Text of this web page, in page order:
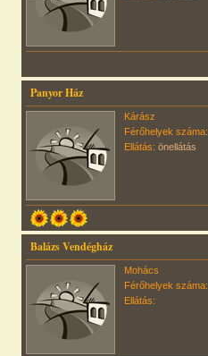
Panyor Ház
Kárász
Férőhelyek száma:
Ellátás: önellátás
Balázs Vendégház
Mohács
Férőhelyek száma:
Ellátás: